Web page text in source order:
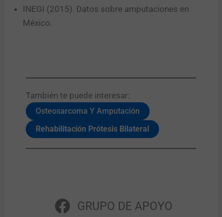
INEGI (2015). Datos sobre amputaciones en
México.
También te puede interesar:​
Osteosarcoma Y Amputación
Rehabilitación Prótesis Bilateral
GRUPO DE APOYO